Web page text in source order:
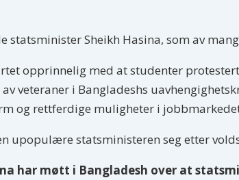
statsminister Sheikh Hasina, som av
opprinnelig med at studenter
veteraner i Bangladeshs
og rettferdige muligheter i
upopulære statsministeren seg etter
har møtt i Bangladesh over at